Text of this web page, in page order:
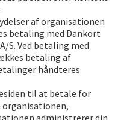
af organisationen
betaling med Dankort
S. Ved betaling med
betaling af
håndteres
til at betale for
organisationen,
administrerer din